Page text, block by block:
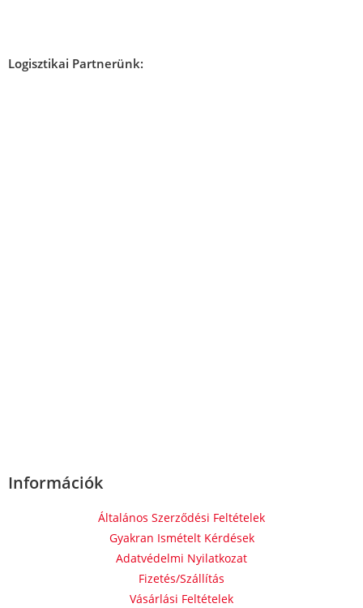
Logisztikai Partnerünk:
Információk
Általános Szerződési Feltételek
Gyakran Ismételt Kérdések
Adatvédelmi Nyilatkozat
Fizetés/Szállítás
Vásárlási Feltételek